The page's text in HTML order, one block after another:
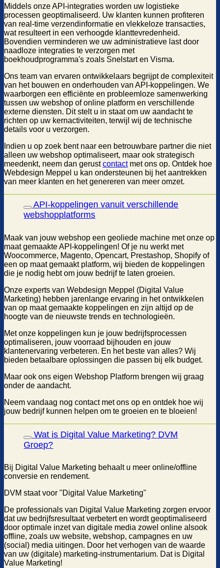
Middels onze API-integraties worden uw logistieke
processen geoptimaliseerd. Uw klanten kunnen profiteren
van real-time verzendinformatie en vlekkeloze transacties,
wat resulteert in een verhoogde klanttevredenheid.
Bovendien verminderen we uw administratieve last door
naadloze integraties te verzorgen met
boekhoudprogramma's zoals Snelstart en Visma.
Ons team van ervaren ontwikkelaars begrijpt de complexiteit
van het bouwen en onderhouden van API-koppelingen. We
waarborgen een efficiënte en probleemloze samenwerking
tussen uw webshop of online platform en verschillende
externe diensten. Dit stelt u in staat om uw aandacht te
richten op uw kernactiviteiten, terwijl wij de technische
details voor u verzorgen.
Indien u op zoek bent naar een betrouwbare partner die niet
alleen uw webshop optimaliseert, maar ook strategisch
meedenkt, neem dan gerustcontactmet ons op. Ontdek hoe
Webdesign Meppel u kan ondersteunen bij het aantrekken
van meer klanten en het genereren van meer omzet.
API-koppelingen vanuit verschillende
webshopplatforms
Maak van jouw webshop een geoliede machine met onze op
maat gemaakte API-koppelingen! Of je nu werkt met
Woocommerce, Magento, Opencart, Prestashop, Shopify of
een op maat gemaakt platform, wij bieden de koppelingen
die je nodig hebt om jouw bedrijf te laten groeien.
Onze experts van Webdesign Meppel (Digital Value
Marketing) hebben jarenlange ervaring in het ontwikkelen
van op maat gemaakte koppelingen en zijn altijd op de
hoogte van de nieuwste trends en technologieën.
Met onze koppelingen kun je jouw bedrijfsprocessen
optimaliseren, jouw voorraad bijhouden en jouw
klantenervaring verbeteren. En het beste van alles? Wij
bieden betaalbare oplossingen die passen bij elk budget.
Maar ook ons eigen Webshop Platform brengen wij graag
onder de aandacht.
Neem vandaag nog contact met ons op en ontdek hoe wij
jouw bedrijf kunnen helpen om te groeien en te bloeien!
Wat is Digital Value Marketing? DVM
Groep?
Bij Digital Value Marketing behaalt u meer online/offline
conversie en rendement.
DVM staat voor "Digital Value Marketing"
De professionals van Digital Value Marketing zorgen ervoor
dat uw bedrijfsresultaat verbetert en wordt geoptimaliseerd
door optimale inzet van digitale media zowel online alsook
offline, zoals uw website, webshop, campagnes en uw
(social) media uitingen. Door het verhogen van de waarde
van uw (digitale) marketing-instrumentarium. Dat is Digital
Value Marketing!